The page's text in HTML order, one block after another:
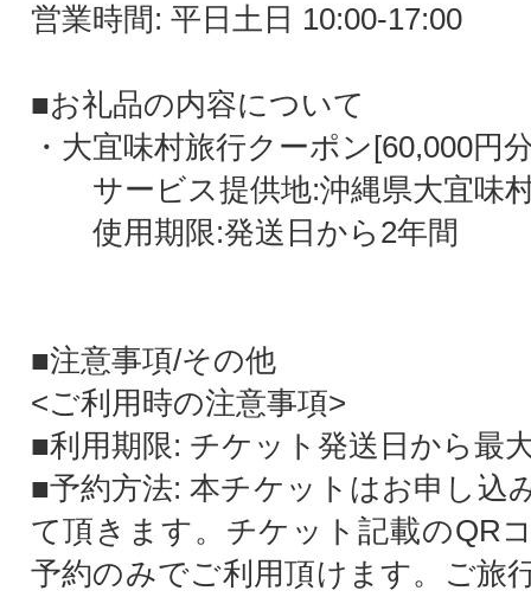
営業時間: 平日土日 10:00-17:00
■お礼品の内容について
・大宜味村旅行クーポン[60,000円
サービス提供地:沖縄県大宜味
使用期限:発送日から2年間
■注意事項/その他
<ご利用時の注意事項>
■利用期限: チケット発送日から最
■予約方法: 本チケットはお申し込
て頂きます。チケット記載のQR
予約のみでご利用頂けます。ご旅